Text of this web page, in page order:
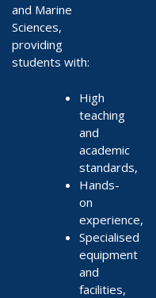
and Marine
Sciences,
providing
students with:
High
teaching
and
academic
standards,
Hands-
on
experience,
Specialised
equipment
and
facilities,